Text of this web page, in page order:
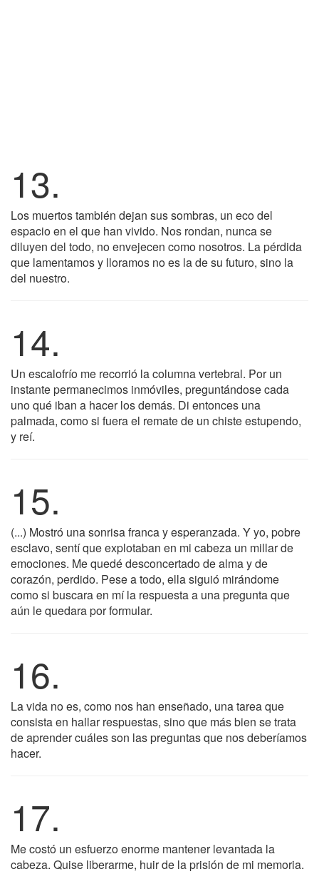
13.
Los muertos también dejan sus sombras, un eco del
espacio en el que han vivido. Nos rondan, nunca se
diluyen del todo, no envejecen como nosotros. La pérdida
que lamentamos y lloramos no es la de su futuro, sino la
del nuestro.
14.
Un escalofrío me recorrió la columna vertebral. Por un
instante permanecimos inmóviles, preguntándose cada
uno qué iban a hacer los demás. Di entonces una
palmada, como si fuera el remate de un chiste estupendo,
y reí.
15.
(...) Mostró una sonrisa franca y esperanzada. Y yo, pobre
esclavo, sentí que explotaban en mi cabeza un millar de
emociones. Me quedé desconcertado de alma y de
corazón, perdido. Pese a todo, ella siguió mirándome
como si buscara en mí la respuesta a una pregunta que
aún le quedara por formular.
16.
La vida no es, como nos han enseñado, una tarea que
consista en hallar respuestas, sino que más bien se trata
de aprender cuáles son las preguntas que nos deberíamos
hacer.
17.
Me costó un esfuerzo enorme mantener levantada la
cabeza. Quise liberarme, huir de la prisión de mi memoria.